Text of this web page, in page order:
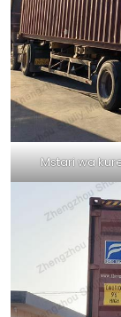
Mstari wa